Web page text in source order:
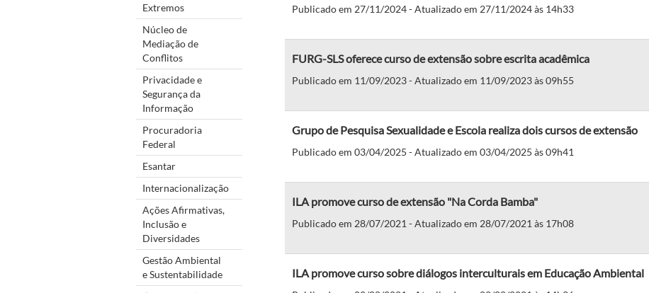
Extremos
Núcleo de
Mediação de
Conflitos
Privacidade e
Segurança da
Informação
Procuradoria
Federal
Esantar
Internacionalização
Ações Afirmativas,
Inclusão e
Diversidades
Gestão Ambiental
e Sustentabilidade
Publicado em 27/11/2024 - Atualizado em 27/11/2024 às 14h33
FURG-SLS oferece curso de extensão sobre escrita acadêmica
Publicado em 11/09/2023 - Atualizado em 11/09/2023 às 09h55
Grupo de Pesquisa Sexualidade e Escola realiza dois cursos de extensão
Publicado em 03/04/2025 - Atualizado em 03/04/2025 às 09h41
ILA promove curso de extensão "Na Corda Bamba"
Publicado em 28/07/2021 - Atualizado em 28/07/2021 às 17h08
ILA promove curso sobre diálogos interculturais em Educação Ambiental